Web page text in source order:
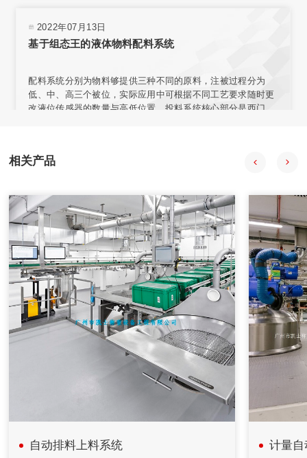
量，称量模块固定在网板上，且允许重新安装传感器排列位置
2022年07月13日
基于组态王的液体物料配料系统
配料系统分别为物料够提供三种不同的原料，注被过程分为
低、中、高三个被位，实际应用中可根据不同工艺要求随时更
改液位传感器的数量与高低位置。投料系统核心部分是西门子
会获得数据并通过组态王特其同步显示。
2020年08月18日
自动配料系统采用中药工艺控制技术、计算机技术、信息技
术、现代检测技术、APC技术和专家系统，提供自动化整体解
决方案。
2020年08月18日
计算机在减重法施胶配料系统中的应用
在人造板减重法施胶计量监控过程中，采用计算机技术和PID
控制方法，完成系统的组态、设计、控制、管理等功能。配料
系统把单位时间内物料的前后重量差值转变为瞬时流量信号，
以该信号参与流量调节控制并进行物料累计积算管理。具有测
量精度高，重复性好，控制稳定等特点。在对施胶系统改造中
2020年04月26日
相关产品
自动排料上料系统 计量